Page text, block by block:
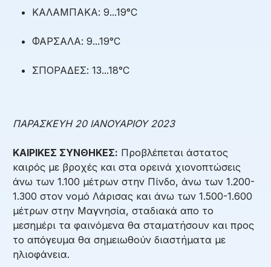
ΚΑΛΑΜΠΑΚΑ: 9...19°C
ΦΑΡΣΑΛΑ: 9...19°C
ΣΠΟΡΑΔΕΣ: 13...18°C
ΠΑΡΑΣΚΕΥΗ 20 ΙΑΝΟΥΑΡΙΟΥ 2023
ΚΑΙΡΙΚΕΣ ΣΥΝΘΗΚΕΣ: Προβλέπεται άστατος
καιρός με βροχές και στα ορεινά χιονοπτώσεις
άνω των 1.100 μέτρων στην Πίνδο, άνω των 1.200-
1.300 στον νομό Λάρισας και άνω των 1.500-1.600
μέτρων στην Μαγνησία, σταδιακά απο το
μεσημέρι τα φαινόμενα θα σταματήσουν και προς
το απόγευμα θα σημειωθούν διαστήματα με
ηλιοφάνεια.